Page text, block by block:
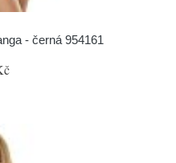
- černá 954161